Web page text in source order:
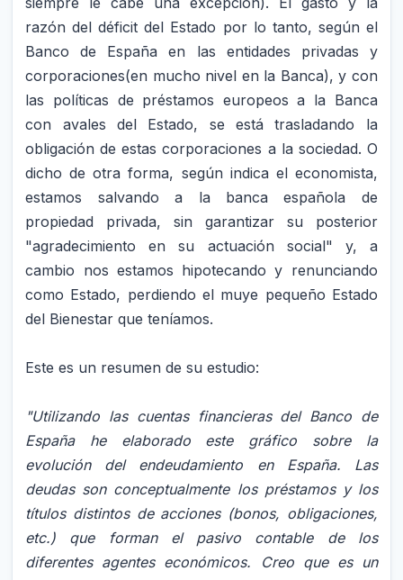
razón del déficit del Estado por lo tanto, según el
Banco de España en las entidades privadas y
corporaciones(en mucho nivel en la Banca), y con
las políticas de préstamos europeos a la Banca
con avales del Estado, se está trasladando la
obligación de estas corporaciones a la sociedad. O
dicho de otra forma, según indica el economista,
estamos salvando a la banca española de
propiedad privada, sin garantizar su posterior
"agradecimiento en su actuación social" y, a
cambio nos estamos hipotecando y renunciando
como Estado, perdiendo el muye pequeño Estado
del Bienestar que teníamos.
Este es un resumen de su estudio:
"Utilizando las cuentas financieras del Banco de
España he elaborado este gráfico sobre la
evolución del endeudamiento en España. Las
deudas son conceptualmente los préstamos y los
títulos distintos de acciones (bonos, obligaciones,
etc.) que forman el pasivo contable de los
diferentes agentes económicos. Creo que es un